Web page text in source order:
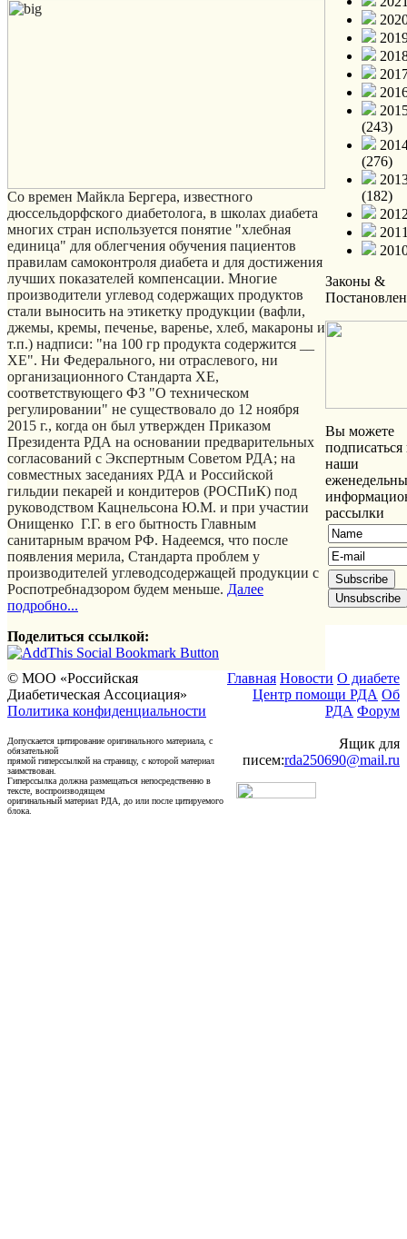
Со времен Майкла Бергера, известного
дюссельдорфского диабетолога, в школах диабета
многих стран используется понятие "хлебная
единица" для облегчения обучения пациентов
правилам самоконтроля диабета и для достижения
лучших показателей компенсации. Многие
производители углевод содержащих продуктов
стали выносить на этикетку продукции (вафли,
джемы, кремы, печенье, варенье, хлеб, макароны и
т.п.) надписи: "на 100 гр продукта содержится __
ХЕ". Ни Федерального, ни отраслевого, ни
организационного Стандарта ХЕ,
соответствующего ФЗ "О техническом
регулировании" не существовало до 12 ноября
2015 г., когда он был утвержден Приказом
Президента РДА на основании предварительных
согласований с Экспертным Советом РДА; на
совместных заседаниях РДА и Российской
гильдии пекарей и кондитеров (РОСПиК) под
руководством Кацнельсона Ю.М. и при участии
Онищенко Г.Г. в его бытность Главным
санитарным врачом РФ. Надеемся, что после
появления мерила, Стандарта проблем у
производителей углеводсодержащей продукции с
Роспотребнадзором будем меньше. Далее
подробно...
Поделиться ссылкой:
(243)
(276)
(182)
Законы &
Вы можете
подписаться
наши
рассылки
© МОО «Российская
Диабетическая Ассоциация»
Политика конфиденциальности
Допускается цитирование оригинального материала, с
обязательной
прямой гиперссылкой на страницу, с которой материал
заимствован.
Гиперссылка должна размещаться непосредственно в
тексте, воспроизводящем
оригинальный материал РДА, до или после цитируемого
блока.
Главная Новости О диабете
Центр помощи РДА Об
РДА Форум
Ящик для
писем:rda250690@mail.ru